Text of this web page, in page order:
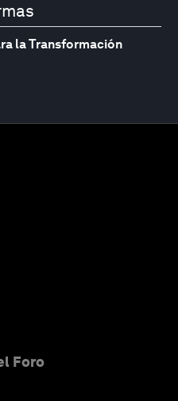
la Transformación
Foro